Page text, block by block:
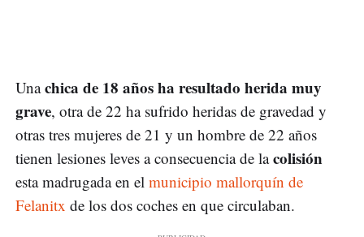
Unachica de 18 años ha resultado herida muy
grave, otra de 22 ha sufrido heridas de gravedad y
otras tres mujeres de 21 y un hombre de 22 años
tienen lesiones leves a consecuencia de lacolisión
esta madrugada en el municipio mallorquín de
Felanitx de los dos coches en que circulaban.